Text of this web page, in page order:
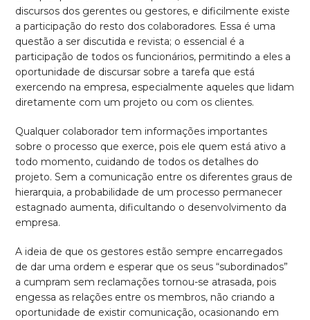
discursos dos gerentes ou gestores, e dificilmente existe
a participação do resto dos colaboradores. Essa é uma
questão a ser discutida e revista; o essencial é a
participação de todos os funcionários, permitindo a eles a
oportunidade de discursar sobre a tarefa que está
exercendo na empresa, especialmente aqueles que lidam
diretamente com um projeto ou com os clientes.
Qualquer colaborador tem informações importantes
sobre o processo que exerce, pois ele quem está ativo a
todo momento, cuidando de todos os detalhes do
projeto. Sem a comunicação entre os diferentes graus de
hierarquia, a probabilidade de um processo permanecer
estagnado aumenta, dificultando o desenvolvimento da
empresa.
A ideia de que os gestores estão sempre encarregados
de dar uma ordem e esperar que os seus “subordinados”
a cumpram sem reclamações tornou-se atrasada, pois
engessa as relações entre os membros, não criando a
oportunidade de existir comunicação, ocasionando em